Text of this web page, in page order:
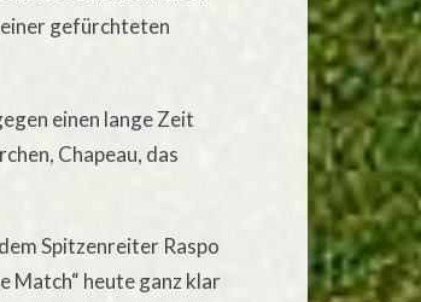
gefürchteten
einen lange Zeit
Chapeau, das
Spitzenreiter Raspo
Match“ heute ganz klar